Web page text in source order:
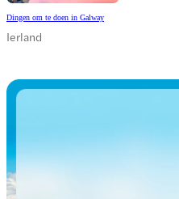
Dingen om te doen in Galway
Ierland